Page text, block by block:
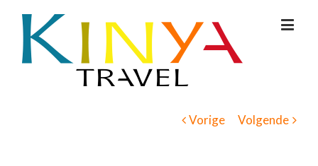
Vorige Volgende